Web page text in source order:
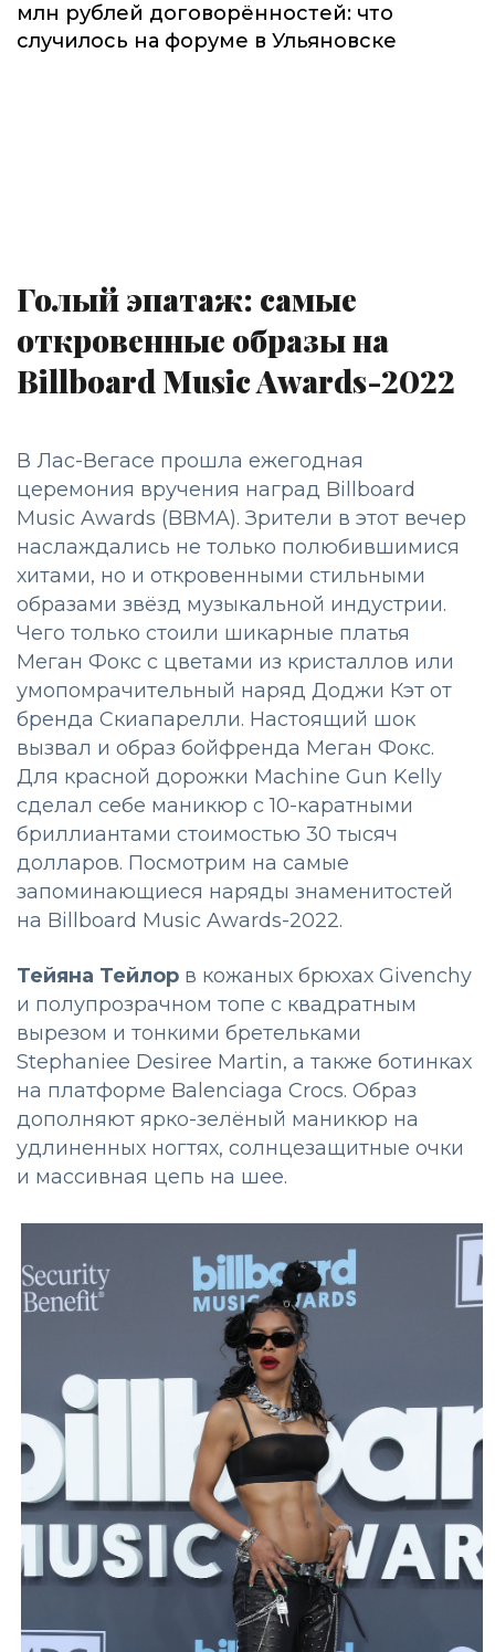
млн рублей договорённостей: что
случилось на форуме в Ульяновске
Голый эпатаж: самые
откровенные образы на
Billboard Music Awards-2022
В Лас-Вегасе прошла ежегодная
церемония вручения наград Billboard
Music Awards (BBMA). Зрители в этот вечер
наслаждались не только полюбившимися
хитами, но и откровенными стильными
образами звёзд музыкальной индустрии.
Чего только стоили шикарные платья
Меган Фокс с цветами из кристаллов или
умопомрачительный наряд Доджи Кэт от
бренда Скиапарелли. Настоящий шок
вызвал и образ бойфренда Меган Фокс.
Для красной дорожки Machine Gun Kelly
сделал себе маникюр с 10-каратными
бриллиантами стоимостью 30 тысяч
долларов. Посмотрим на самые
запоминающиеся наряды знаменитостей
на Billboard Music Awards-2022.
Тейяна Тейлор в кожаных брюхах Givenchy
и полупрозрачном топе с квадратным
вырезом и тонкими бретельками
Stephaniee Desiree Martin, а также ботинках
на платформе Balenciaga Crocs. Образ
дополняют ярко-зелёный маникюр на
удлиненных ногтях, солнцезащитные очки
и массивная цепь на шее.